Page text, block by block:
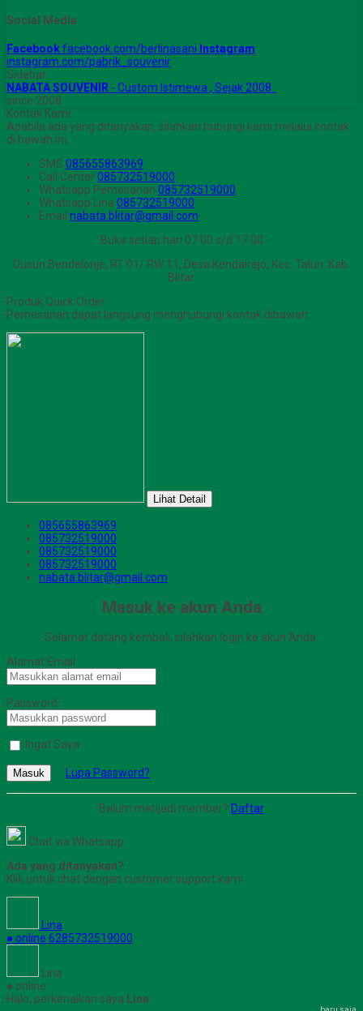
Social Media
Facebookfacebook.com/berlinasani Instagram
instagram.com/pabrik_souvenir
Sidebar
NABATA SOUVENIR - Custom Istimewa , Sejak 2008 .
since 2008
Kontak Kami
Apabila ada yang ditanyakan, silahkan hubungi kami melalui kontak
di bawah ini.
SMS 085655863969
Call Center085732519000
Whatsapp Pemesanan 085732519000
Whatsapp Lina 085732519000
Email nabata.blitar@gmail.com
Buka setiap hari 07.00 s/d 17.00
Dusun Bendelonje, RT 01/ RW 11, Desa Kendalrejo, Kec. Talun. Kab.
Blitar.
Produk Quick Order
Pemesanan dapat langsung menghubungi kontak dibawah:
Lihat Detail
085655863969
085732519000
085732519000
085732519000
nabata.blitar@gmail.com
Masuk ke akun Anda
Selamat datang kembali, silahkan login ke akun Anda.
Alamat Email
Password
Ingat Saya
Masuk Lupa Password?
Belum menjadi member? Daftar
Chat via Whatsapp
Ada yang ditanyakan?
Klik untuk chat dengan customer support kami
Lina
● online 6285732519000
Lina
● online
Halo, perkenalkan saya Lina